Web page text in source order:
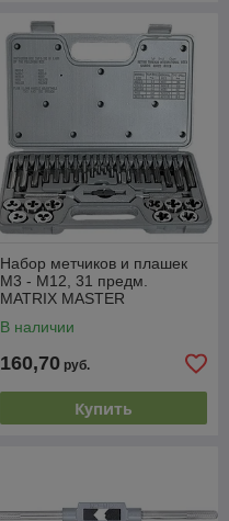
Набор метчиков и плашек
М3 - М12, 31 предм.
MATRIX MASTER
В наличии
160,70 руб.
Купить